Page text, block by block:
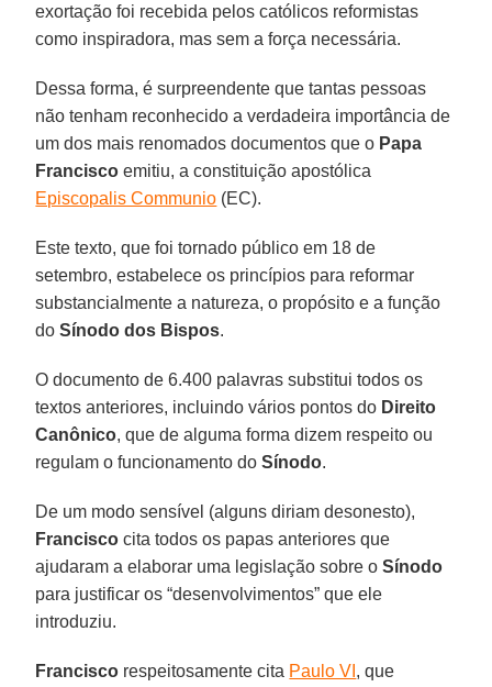
exortação foi recebida pelos católicos reformistas
como inspiradora, mas sem a força necessária.
Dessa forma, é surpreendente que tantas pessoas
não tenham reconhecido a verdadeira importância de
um dos mais renomados documentos que o Papa
Francisco emitiu, a constituição apostólica
Episcopalis Communio (EC).
Este texto, que foi tornado público em 18 de
setembro, estabelece os princípios para reformar
substancialmente a natureza, o propósito e a função
doSínodo dos Bispos.
O documento de 6.400 palavras substitui todos os
textos anteriores, incluindo vários pontos do Direito
Canônico, que de alguma forma dizem respeito ou
regulam o funcionamento doSínodo.
De um modo sensível (alguns diriam desonesto),
Francisco cita todos os papas anteriores que
ajudaram a elaborar uma legislação sobre oSínodo
para justificar os “desenvolvimentos” que ele
introduziu.
Francisco respeitosamente cita Paulo VI , que